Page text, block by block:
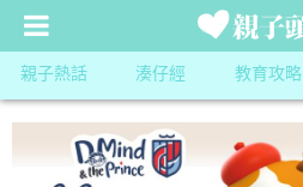
親子熱話 湊仔經 教育攻略